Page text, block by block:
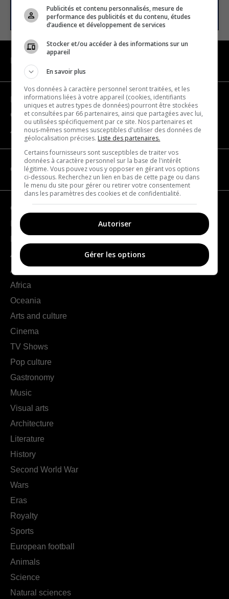
SUBSCRIBE
Become a partner
Contact us
About us
CATEGORIES
Geography
France
Americas
Asia
Africa
Oceania
Arts and culture
Cinema
TV Shows
Pop culture
Gastronomy
Music
Visual arts
Architecture
Literature
History
Second World War
Wars
Eras
Royalty
Sports
European football
Animals
Science
Natural sciences
Publicités et contenu personnalisés, mesure de
performance des publicités et du contenu, études
d’audience et développement de services
Stocker et/ou accéder à des informations sur un
appareil
En savoir plus
Vos données à caractère personnel seront traitées, et les
informations liées à votre appareil (cookies, identifiants
uniques et autres types de données) pourront être stockées
et consultées par 66 partenaires, ainsi que partagées avec lui,
ou utilisées spécifiquement par ce site. Nos partenaires et
nous-mêmes sommes susceptibles d'utiliser des données de
géolocalisation précises. Liste des partenaires.
Certains fournisseurs sont susceptibles de traiter vos
données à caractère personnel sur la base de l'intérêt
légitime. Vous pouvez vous y opposer en gérant vos options
ci-dessous. Recherchez un lien en bas de cette page ou dans
le menu du site pour gérer ou retirer votre consentement
dans les paramètres des cookies et de confidentialité.
Autoriser
Gérer les options